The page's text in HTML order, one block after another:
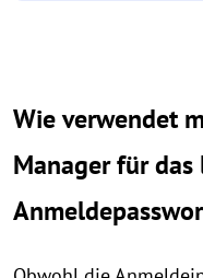
Wie verwendet
Manager für